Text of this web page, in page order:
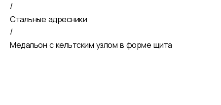
/
Стальные адресники
/
Медальон с кельтским узлом в форме щита